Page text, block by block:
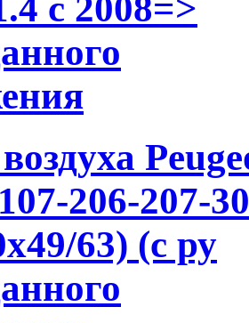
c 2008=>
206-207-
63) (с ру